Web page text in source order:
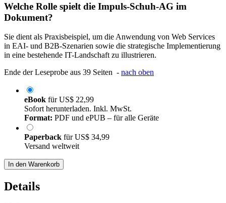
Welche Rolle spielt die Impuls-Schuh-AG im
Dokument?
Sie dient als Praxisbeispiel, um die Anwendung von Web Services
in EAI- und B2B-Szenarien sowie die strategische Implementierung
in eine bestehende IT-Landschaft zu illustrieren.
Ende der Leseprobe aus 39 Seiten - nach oben
eBook fürUS$ 22,99
Sofort herunterladen. Inkl. MwSt.
Format: PDF und ePUB – für alle Geräte
Paperback fürUS$ 34,99
Versand weltweit
In den Warenkorb
Details